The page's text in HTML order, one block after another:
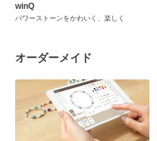
winQ
パワーストーンをかわいく、楽しく
オーダーメイド